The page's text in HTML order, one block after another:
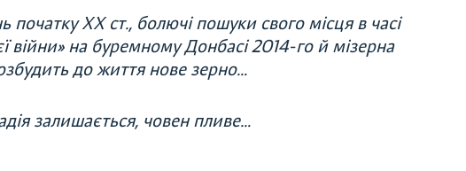
ХХ ст., болючі пошуки свого місця в часі
війни» на буремному Донбасі 2014-го й мізерна
до життя нове зерно…
залишається, човен пливе…